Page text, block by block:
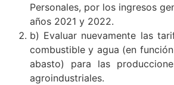
Personales, por los ingresos
años 2021 y 2022.
b) Evaluar nuevamente las
combustible y agua (en
abasto) para las
agroindustriales.